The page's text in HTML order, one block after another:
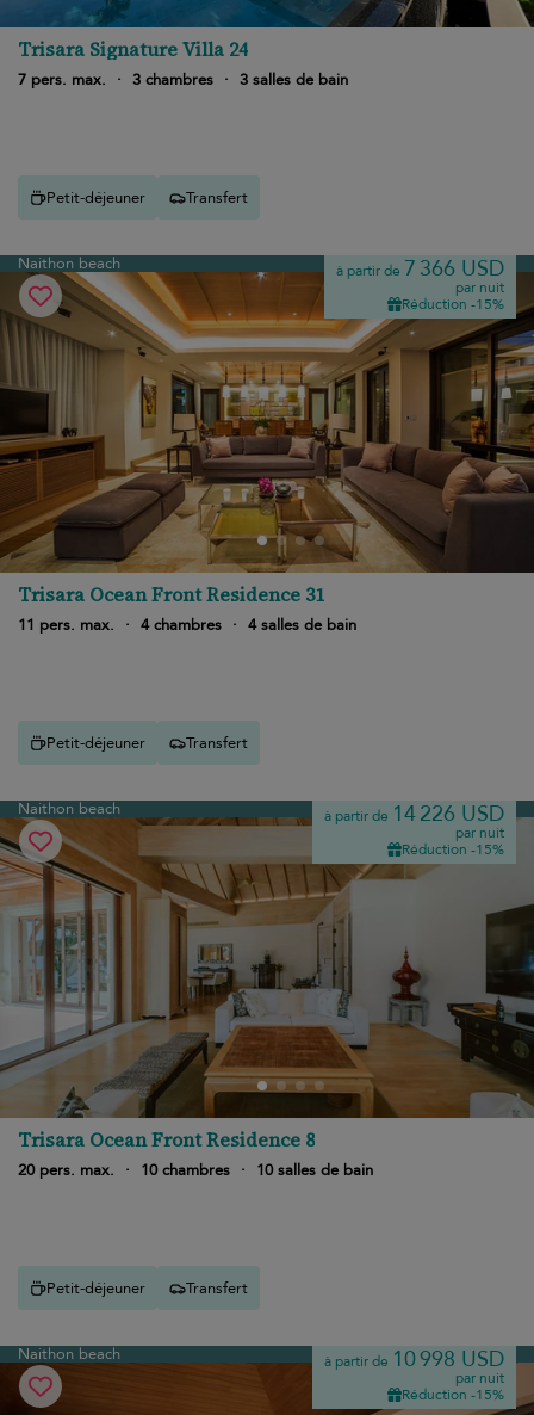
Trisara Signature Villa 24
7 pers. max. · 3 chambres · 3 salles de bain
Petit-déjeuner Transfert
Naithon beach à partir de 7 366 USD
par nuit
Réduction -15%
Trisara Ocean Front Residence 31
11 pers. max. · 4 chambres · 4 salles de bain
Petit-déjeuner Transfert
Naithon beach à partir de 14 226 USD
par nuit
Réduction -15%
Trisara Ocean Front Residence 8
20 pers. max. · 10 chambres · 10 salles de bain
Petit-déjeuner Transfert
Naithon beach à partir de 10 998 USD
par nuit
Réduction -15%